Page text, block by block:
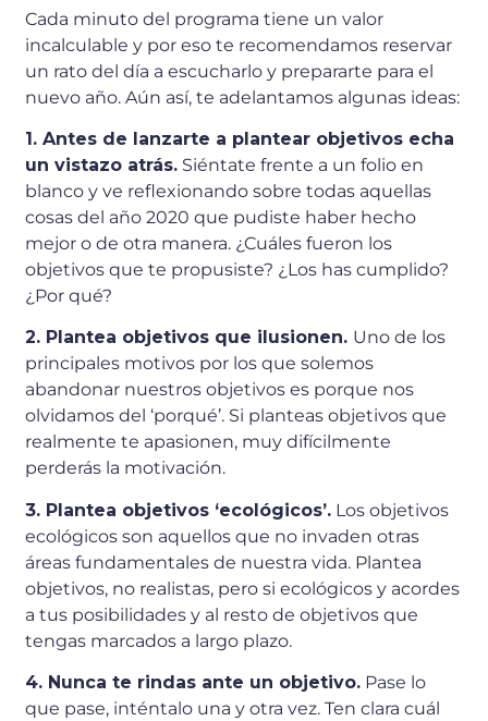
Cada minuto del programa tiene un valor
incalculable y por eso te recomendamos reservar
un rato del día a escucharlo y prepararte para el
nuevo año. Aún así, te adelantamos algunas ideas:
1. Antes de lanzarte a plantear objetivos echa
un vistazo atrás. Siéntate frente a un folio en
blanco y ve reflexionando sobre todas aquellas
cosas del año 2020 que pudiste haber hecho
mejor o de otra manera. ¿Cuáles fueron los
objetivos que te propusiste? ¿Los has cumplido?
¿Por qué?
2. Plantea objetivos que ilusionen. Uno de los
principales motivos por los que solemos
abandonar nuestros objetivos es porque nos
olvidamos del ‘porqué’. Si planteas objetivos que
realmente te apasionen, muy difícilmente
perderás la motivación.
3. Plantea objetivos ‘ecológicos’. Los objetivos
ecológicos son aquellos que no invaden otras
áreas fundamentales de nuestra vida. Plantea
objetivos, no realistas, pero si ecológicos y acordes
a tus posibilidades y al resto de objetivos que
tengas marcados a largo plazo.
4. Nunca te rindas ante un objetivo. Pase lo
que pase, inténtalo una y otra vez. Ten clara cuál